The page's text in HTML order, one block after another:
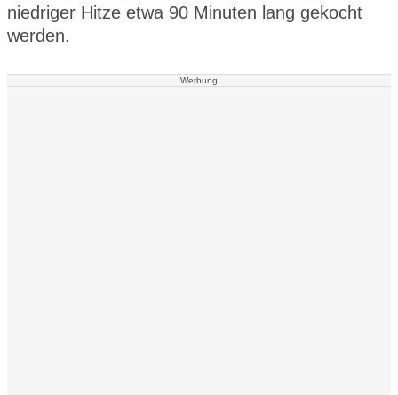
niedriger Hitze etwa 90 Minuten lang gekocht
werden.
Werbung